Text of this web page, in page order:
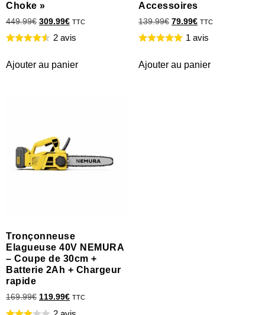
Choke »
449.99€ 309.99€ TTC
2 avis
Ajouter au panier
Accessoires
139.99€ 79.99€ TTC
1 avis
Ajouter au panier
Tronçonneuse
Elagueuse 40V NEMURA
– Coupe de 30cm +
Batterie 2Ah + Chargeur
rapide
169.99€ 119.99€ TTC